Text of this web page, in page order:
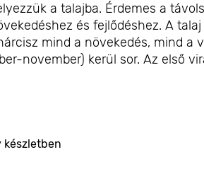
a talajba. Érdemes a
és fejlődéshez. A
mind a növekedés, mind a
november) kerül sor. Az első
készletben